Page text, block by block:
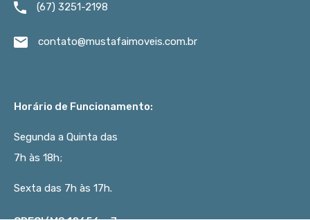
(67) 3251-2198
contato@mustafaimoveis.com.br
Horário de Funcionamento:
Segunda a Quinta das
7h às 18h;
Sexta das 7h às 17h.